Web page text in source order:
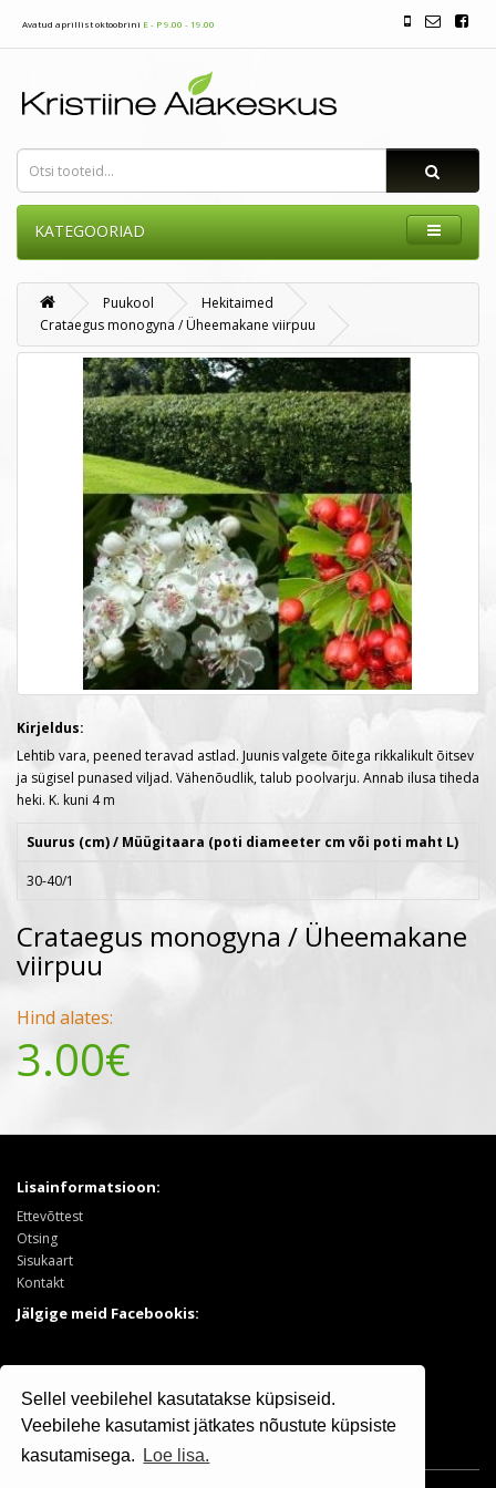
Sellel veebilehel kasutatakse küpsiseid.
Veebilehe kasutamist jätkates nõustute küpsiste
kasutamisega.
Loe lisa.
Avatud aprillist oktoobrini E - P 9.00 - 19.00
KATEGOORIAD
Puukool
Hekitaimed
Crataegus monogyna / Üheemakane viirpuu
Kirjeldus:
Lehtib vara, peened teravad astlad. Juunis valgete õitega rikkalikult õitsev
ja sügisel punased viljad. Vähenõudlik, talub poolvarju. Annab ilusa tiheda
heki. K. kuni 4 m
Suurus (cm) / Müügitaara (poti diameeter cm või poti maht L)
30-40/1
Crataegus monogyna / Üheemakane
viirpuu
3.00€
Hind alates:
Lisainformatsioon:
Ettevõttest
Otsing
Sisukaart
Kontakt
Jälgige meid Facebookis:
Puukool
Sooduspakkumised